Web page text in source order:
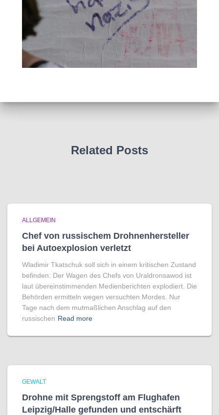
Related Posts
ALLGEMEIN
Chef von russischem Drohnenhersteller
bei Autoexplosion verletzt
Wladimir Tkatschuk soll sich in einem kritischen Zustand
befinden: Der Wagen des Chefs von Uraldronsawod ist
laut übereinstimmenden Medienberichten explodiert. Die
Behörden ermitteln wegen versuchten Mordes. Nur
Tage nach dem mutmaßlichen Anschlag auf den
russischen Read more
GEWALT
Drohne mit Sprengstoff am Flughafen
Leipzig/Halle gefunden und entschärft